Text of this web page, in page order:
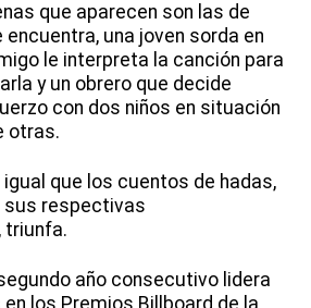
que aparecen son las de
encuentra, una joven sorda en
le interpreta la canción para
y un obrero que decide
con dos niños en situación
otras.
igual que los cuentos de hadas,
sus respectivas
triunfa.
año consecutivo lidera